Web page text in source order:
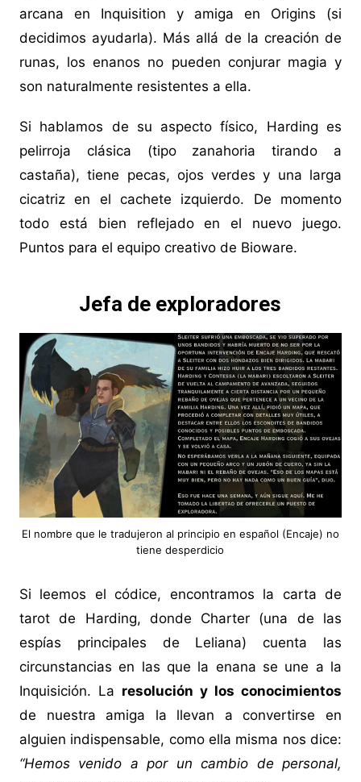
arcana en Inquisition y amiga en Origins (si
decidimos ayudarla). Más allá de la creación de
runas, los enanos no pueden conjurar magia y
son naturalmente resistentes a ella.
Si hablamos de su aspecto físico, Harding es
pelirroja clásica (tipo zanahoria tirando a
castaña), tiene pecas, ojos verdes y una larga
cicatriz en el cachete izquierdo. De momento
todo está bien reflejado en el nuevo juego.
Puntos para el equipo creativo de Bioware.
Jefa de exploradores
El nombre que le tradujeron al principio en español (Encaje) no
tiene desperdicio
Si leemos el códice, encontramos la carta de
tarot de Harding, donde Charter (una de las
espías principales de Leliana) cuenta las
circunstancias en las que la enana se une a la
Inquisición. La resolución y los conocimientos
de nuestra amiga la llevan a convertirse en
alguien indispensable, como ella misma nos dice:
“Hemos venido a por un cambio de personal,